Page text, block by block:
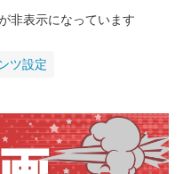
非表示になっています
ツ設定